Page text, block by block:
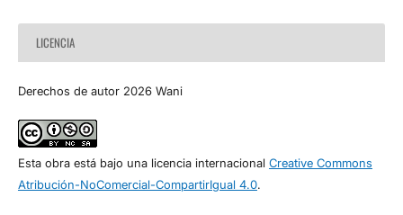
LICENCIA
Derechos de autor 2026 Wani
Esta obra está bajo una licencia internacional Creative Commons
Atribución-NoComercial-CompartirIgual 4.0.